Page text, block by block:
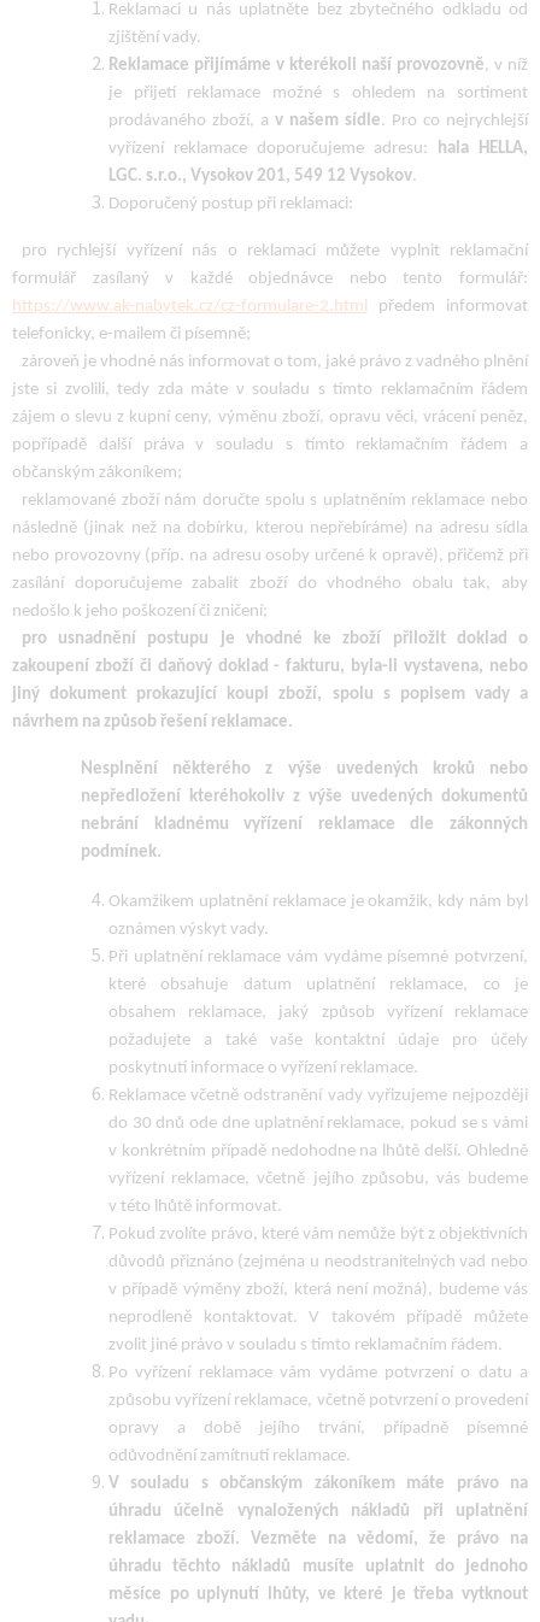
Reklamaci u nás uplatněte bez zbytečného odkladu od
zjištění vady.
Reklamace přijímáme v kterékoli naší provozovně, v níž
je přijetí reklamace možné s ohledem na sortiment
prodávaného zboží, a v našem sídle. Pro co nejrychlejší
vyřízení reklamace doporučujeme adresu: hala HELLA,
LGC. s.r.o., Vysokov 201, 549 12 Vysokov.
Doporučený postup při reklamaci:
pro rychlejší vyřízení nás o reklamaci můžete vyplnit reklamační
formulář zasílaný v každé objednávce nebo tento formulář:
https://www.ak-nabytek.cz/cz-formulare-2.html předem informovat
telefonicky, e-mailem či písemně;
zároveň je vhodné nás informovat o tom, jaké právo z vadného plnění
jste si zvolili, tedy zda máte v souladu s tímto reklamačním řádem
zájem o slevu z kupní ceny, výměnu zboží, opravu věci, vrácení peněz,
popřípadě další práva v souladu s tímto reklamačním řádem a
občanským zákoníkem;
reklamované zboží nám doručte spolu s uplatněním reklamace nebo
následně (jinak než na dobírku, kterou nepřebíráme) na adresu sídla
nebo provozovny (příp. na adresu osoby určené k opravě), přičemž při
zasílání doporučujeme zabalit zboží do vhodného obalu tak, aby
nedošlo k jeho poškození či zničení;
pro usnadnění postupu je vhodné ke zboží přiložit doklad o
zakoupení zboží či daňový doklad - fakturu, byla-li vystavena, nebo
jiný dokument prokazující koupi zboží, spolu s popisem vady a
návrhem na způsob řešení reklamace.
Nesplnění některého z výše uvedených kroků nebo
nepředložení kteréhokoliv z výše uvedených dokumentů
nebrání kladnému vyřízení reklamace dle zákonných
podmínek.
Okamžikem uplatnění reklamace je okamžik, kdy nám byl
oznámen výskyt vady.
Při uplatnění reklamace vám vydáme písemné potvrzení,
které obsahuje datum uplatnění reklamace, co je
obsahem reklamace, jaký způsob vyřízení reklamace
požadujete a také vaše kontaktní údaje pro účely
poskytnutí informace o vyřízení reklamace.
Reklamace včetně odstranění vady vyřizujeme nejpozději
do 30 dnů ode dne uplatnění reklamace, pokud se s vámi
v konkrétním případě nedohodne na lhůtě delší. Ohledně
vyřízení reklamace, včetně jejího způsobu, vás budeme
v této lhůtě informovat.
Pokud zvolíte právo, které vám nemůže být z objektivních
důvodů přiznáno (zejména u neodstranitelných vad nebo
v případě výměny zboží, která není možná), budeme vás
neprodleně kontaktovat. V takovém případě můžete
zvolit jiné právo v souladu s tímto reklamačním řádem.
Po vyřízení reklamace vám vydáme potvrzení o datu a
způsobu vyřízení reklamace, včetně potvrzení o provedení
opravy a době jejího trvání, případně písemné
odůvodnění zamítnutí reklamace.
V souladu s občanským zákoníkem máte právo na
úhradu účelně vynaložených nákladů při uplatnění
reklamace zboží. Vezměte na vědomí, že právo na
úhradu těchto nákladů musíte uplatnit do jednoho
měsíce po uplynutí lhůty, ve které je třeba vytknout